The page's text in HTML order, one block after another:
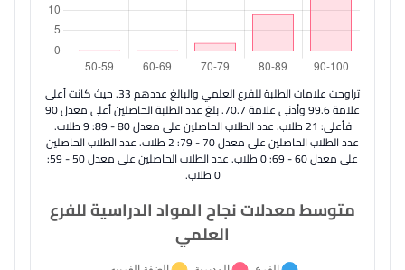
تراوحت علامات الطلبة للفرع العلمي والبالغ عددهم 33. حيث كانت أعلى
علامة 99.6 وأدنى علامة 70.7. بلغ عدد الطلبة الحاصلين أعلى معدل 90
فأعلى: 21 طلاب. عدد الطلاب الحاصلين على معدل 80 - 89: 9 طلاب.
عدد الطلاب الحاصلين على معدل 70 - 79: 2 طلاب. عدد الطلاب الحاصلين
على معدل 60 - 69: 0 طلاب. عدد الطلاب الحاصلين على معدل 50 - 59:
0 طلاب.
متوسط معدلات نجاح المواد الدراسية للفرع
العلمي